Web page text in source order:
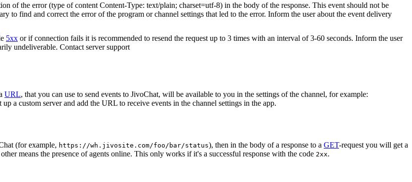
of the error (type of content Content-Type: text/plain; charset=utf-8) in the body of the response. This event should not be
to find and correct the error of the program or channel settings that led to the error. Inform the user about the event delivery
5xx or if connection fails it is recommended to resend the request up to 3 times with an interval of 3-60 seconds. Inform the user
undeliverable. Contact server support
URL, that you can use to send events to JivoChat, will be available to you in the settings of the channel, for example:
up a custom server and add the URL to receive events in the channel settings in the app.
(for example, https://wh.jivosite.com/foo/bar/status), then in the body of a response to a GET-request you will get a
means the presence of agents online. This only works if it's a successful response with the code 2xx.